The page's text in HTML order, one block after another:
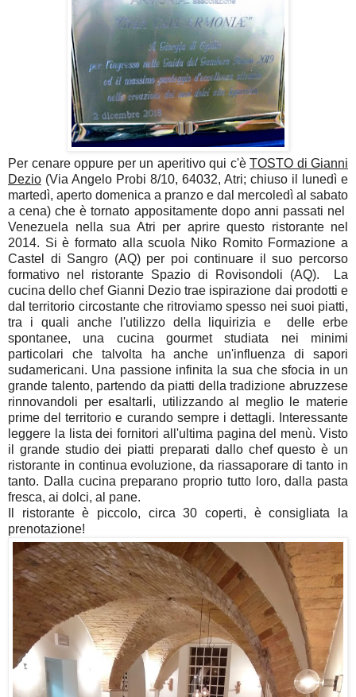
Per cenare oppure per un aperitivo qui c'è TOSTO di Gianni
Dezio (Via Angelo Probi 8/10, 64032, Atri; chiuso il lunedì e
martedì, aperto domenica a pranzo e dal mercoledì al sabato
a cena) che è tornato appositamente dopo anni passati nel
Venezuela nella sua Atri per aprire questo ristorante nel
2014. Si è formato alla scuola Niko Romito Formazione a
Castel di Sangro (AQ) per poi continuare il suo percorso
formativo nel ristorante Spazio di Rovisondoli (AQ). La
cucina dello chef Gianni Dezio trae ispirazione dai prodotti e
dal territorio circostante che ritroviamo spesso nei suoi piatti,
tra i quali anche l'utilizzo della liquirizia e delle erbe
spontanee, una cucina gourmet studiata nei minimi
particolari che talvolta ha anche un'influenza di sapori
sudamericani. Una passione infinita la sua che sfocia in un
grande talento, partendo da piatti della tradizione abruzzese
rinnovandoli per esaltarli, utilizzando al meglio le materie
prime del territorio e curando sempre i dettagli. Interessante
leggere la lista dei fornitori all'ultima pagina del menù. Visto
il grande studio dei piatti preparati dallo chef questo è un
ristorante in continua evoluzione, da riassaporare di tanto in
tanto. Dalla cucina preparano proprio tutto loro, dalla pasta
fresca, ai dolci, al pane.
Il ristorante è piccolo, circa 30 coperti, è consigliata la
prenotazione!